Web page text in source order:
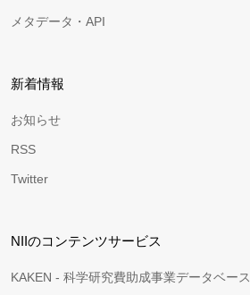
メタデータ・API
新着情報
お知らせ
RSS
Twitter
NIIのコンテンツサービス
KAKEN - 科学研究費助成事業データベース